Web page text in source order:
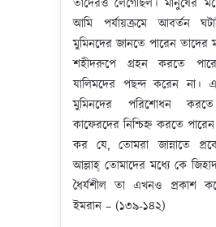
আমি পর্যায়ক্রমে আবর্তন
মুমিনদের জানতে পারেন
শহীদরুপে গ্রহন করতে
যালিমদের পছন্দ করেন না।
মুমিনদের পরিশোধন
কাফেরদের নিশ্চিহ্ন করতে
কর যে, তোমরা জান্নাতে
আল্লাহ্‌ তোমাদের মধ্যে কে
ধৈর্যশীল তা এখনও প্রকাশ
ইমরান – (১৩৯-১৪২)